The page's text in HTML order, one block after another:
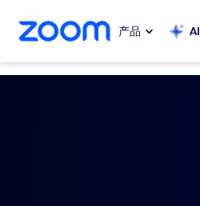
至主要内容
至帮助聊天 产品 AI